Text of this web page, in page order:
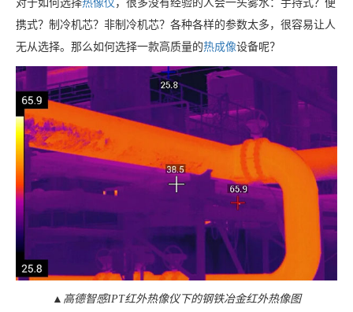
对于如何选择热像仪 ，很多没有经验的人会一头雾水：手持式？便
携式？制冷机芯？非制冷机芯？各种各样的参数太多，很容易让人
无从选择。那么如何选择一款高质量的热成像设备呢？
▲高德智感IPT红外热像仪下的钢铁冶金红外热像图